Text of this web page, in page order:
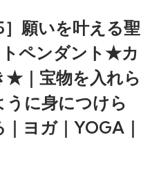
］願いを叶える聖
ペンダント★カ
★｜宝物を入れら
に身につけら
ヨガ｜YOGA｜